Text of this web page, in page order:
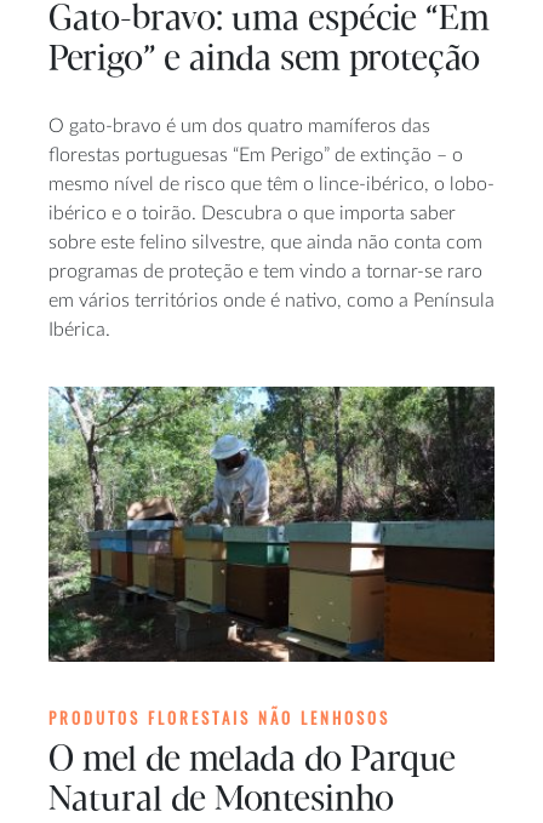
Gato-bravo: uma espécie “Em
Perigo” e ainda sem proteção
O gato-bravo é um dos quatro mamíferos das
florestas portuguesas “Em Perigo” de extinção – o
mesmo nível de risco que têm o lince-ibérico, o lobo-
ibérico e o toirão. Descubra o que importa saber
sobre este felino silvestre, que ainda não conta com
programas de proteção e tem vindo a tornar-se raro
em vários territórios onde é nativo, como a Península
Ibérica.
PRODUTOS FLORESTAIS NÃO LENHOSOS
O mel de melada do Parque
Natural de Montesinho